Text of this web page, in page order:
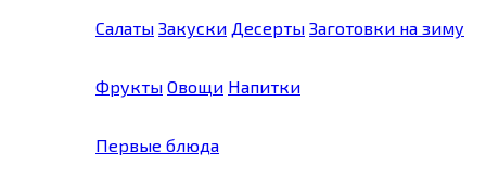
Салаты Закуски Десерты Заготовки на зиму
Фрукты Овощи Напитки
Первые блюда